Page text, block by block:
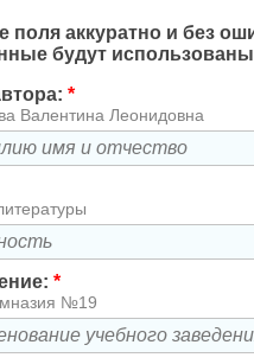
поля аккуратно и без
будут
*
Валентина Леонидовна
*
№19